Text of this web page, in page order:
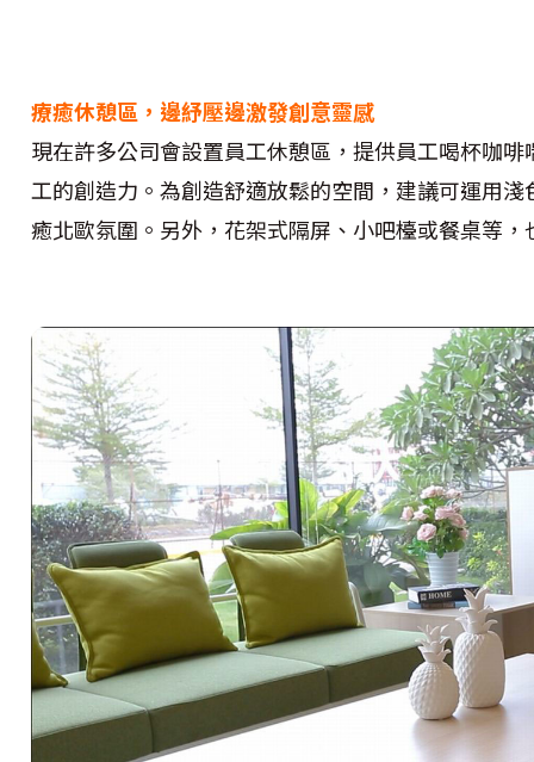
療癒休憩區，邊紓壓邊激發創意靈感
現在許多公司會設置員工休憩區，提供員工喝杯咖
工的創造力。為創造舒適放鬆的空間，建議可運用
癒北歐氛圍。另外，花架式隔屏、小吧檯或餐桌等